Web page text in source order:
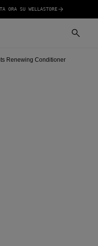
ORA SU WELLASTORE
Renewing Conditioner